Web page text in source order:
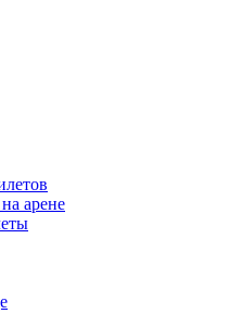
арене